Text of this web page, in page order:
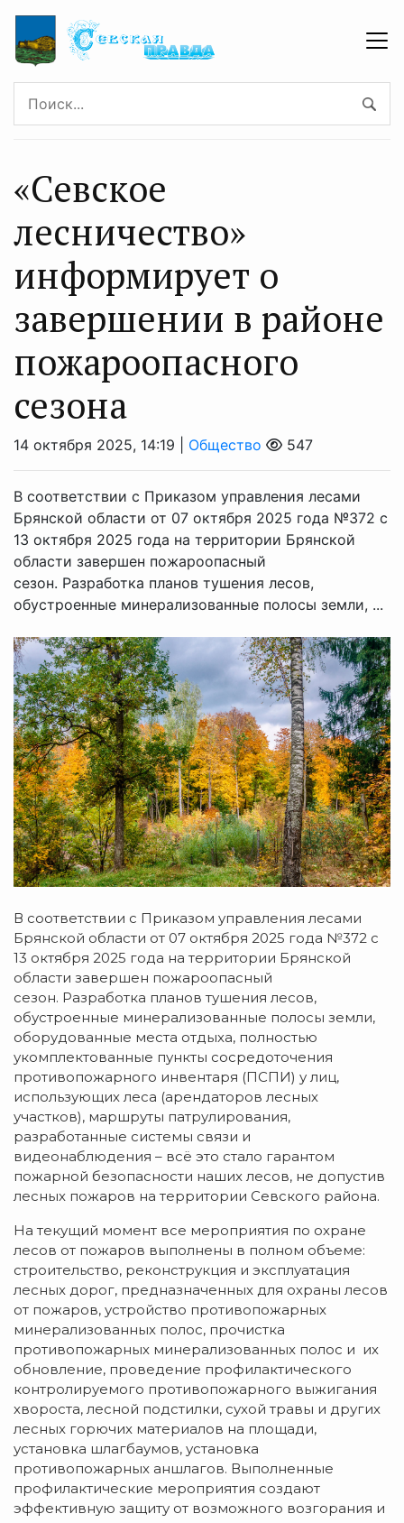
«Севское
лесничество»
информирует о
завершении в районе
пожароопасного
сезона
14 октября 2025, 14:19 | Общество 547
В соответствии с Приказом управления лесами
Брянской области от 07 октября 2025 года №372 с
13 октября 2025 года на территории Брянской
области завершен пожароопасный
сезон. Разработка планов тушения лесов,
обустроенные минерализованные полосы земли, ...
В соответствии с Приказом управления лесами
Брянской области от 07 октября 2025 года №372 с
13 октября 2025 года на территории Брянской
области завершен пожароопасный
сезон. Разработка планов тушения лесов,
обустроенные минерализованные полосы земли,
оборудованные места отдыха, полностью
укомплектованные пункты сосредоточения
противопожарного инвентаря (ПСПИ) у лиц,
использующих леса (арендаторов лесных
участков), маршруты патрулирования,
разработанные системы связи и
видеонаблюдения – всё это стало гарантом
пожарной безопасности наших лесов, не допустив
лесных пожаров на территории Севского района.
На текущий момент все мероприятия по охране
лесов от пожаров выполнены в полном объеме:
строительство, реконструкция и эксплуатация
лесных дорог, предназначенных для охраны лесов
от пожаров, устройство противопожарных
минерализованных полос, прочистка
противопожарных минерализованных полос и их
обновление, проведение профилактического
контролируемого противопожарного выжигания
хвороста, лесной подстилки, сухой травы и других
лесных горючих материалов на площади,
установка шлагбаумов, установка
противопожарных аншлагов. Выполненные
профилактические мероприятия создают
эффективную защиту от возможного возгорания и